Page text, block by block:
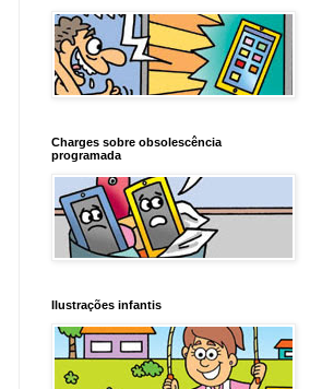
Charges sobre obsolescência
programada
Ilustrações infantis